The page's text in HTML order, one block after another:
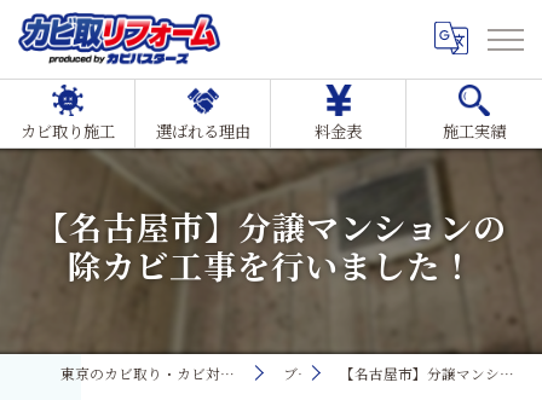
カビ取り施工 選ばれる理由 料金表 施工実績
【名古屋市】分譲マンションの
除カビ工事を行いました！
東京のカビ取り・カビ対策ならMIST工法®カビ取リフォーム ブログ 【名古屋市】分譲マンションの除カビ工事を行いました！